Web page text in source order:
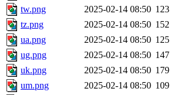
tw.png
2025-02-14 08:50 123
tz.png
2025-02-14 08:50 152
ua.png
2025-02-14 08:50 125
ug.png
2025-02-14 08:50 147
uk.png
2025-02-14 08:50 179
um.png
2025-02-14 08:50 109